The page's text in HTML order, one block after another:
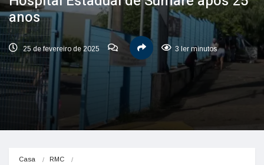
anos
25 de fevereiro de 2025 3 ler minutos
Casa RMC